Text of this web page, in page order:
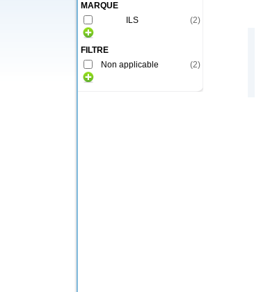
MARQUE
ILS
(2)
FILTRE
Non applicable
(2)